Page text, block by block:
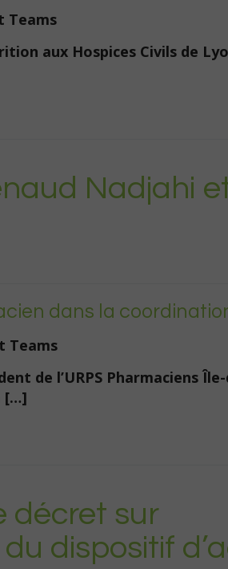
Teams
aux Hospices Civils de
Nadjahi
dans la
Teams
de l’URPS Pharmaciens
[…]
décret sur
dispositif